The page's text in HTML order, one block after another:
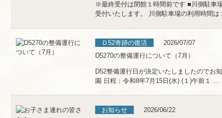
※最終受付は閉館１時間前です ■川側駐車
受付いたします。 川側駐車場の利用時間
Ｄ52奇跡の復活
2026/07/07
D5270の整備運行について（7月）
D52整備運行日が決定いたしましたのでお
園 日程：令和8年7月15日(水) (１)午前１ ...
お知らせ
2026/06/22